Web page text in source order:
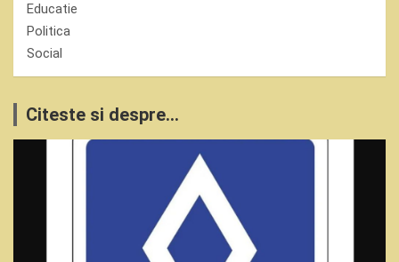
Educatie
Politica
Social
Citeste si despre...